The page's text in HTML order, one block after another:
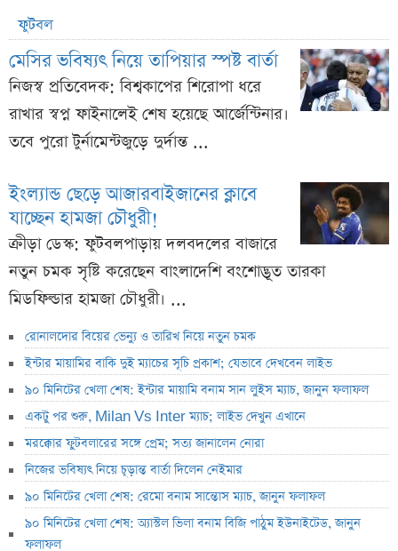
ফুটবল
মেসির ভবিষ্যৎ নিয়ে তাপিয়ার স্পষ্ট বার্তা
নিজস্ব প্রতিবেদক: বিশ্বকাপের শিরোপা ধরে
রাখার স্বপ্ন ফাইনালেই শেষ হয়েছে আর্জেন্টিনার।
তবে পুরো টুর্নামেন্টজুড়ে দুর্দান্ত ...
ইংল্যান্ড ছেড়ে আজারবাইজানের ক্লাবে
যাচ্ছেন হামজা চৌধুরী!
ক্রীড়া ডেস্ক: ফুটবলপাড়ায় দলবদলের বাজারে
নতুন চমক সৃষ্টি করেছেন বাংলাদেশি বংশোদ্ভূত তারকা
মিডফিল্ডার হামজা চৌধুরী। ...
রোনালদোর বিয়ের ভেন্যু ও তারিখ নিয়ে নতুন চমক
ইন্টার মায়ামির বাকি দুই ম্যাচের সূচি প্রকাশ; যেভাবে দেখবেন লাইভ
৯০ মিনিটের খেলা শেষ: ইন্টার মায়ামি বনাম সান লুইস ম্যাচ, জানুন ফলাফল
একটু পর শুরু, Milan Vs Inter ম্যাচ; লাইভ দেখুন এখানে
মরক্কোর ফুটবলারের সঙ্গে প্রেম; সত্য জানালেন নোরা
নিজের ভবিষ্যৎ নিয়ে চূড়ান্ত বার্তা দিলেন নেইমার
৯০ মিনিটের খেলা শেষ: রেমো বনাম সান্তোস ম্যাচ, জানুন ফলাফল
৯০ মিনিটের খেলা শেষ: অ্যাস্টল ভিলা বনাম বিজি পাঠুম ইউনাইটেড, জানুন
ফলাফল